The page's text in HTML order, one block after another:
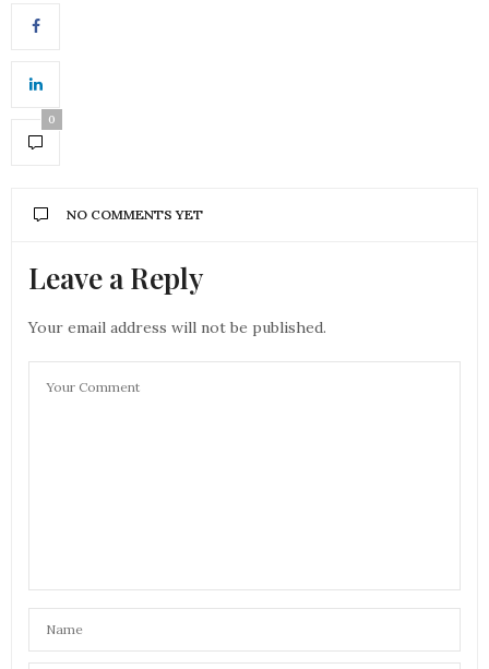
0
NO COMMENTS YET
Leave a Reply
Your email address will not be published.